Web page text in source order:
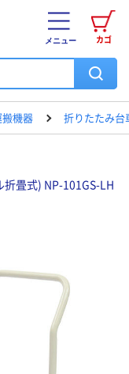
カゴ
メニュー
機器 折りたたみ台
折畳式) NP-101GS-LH